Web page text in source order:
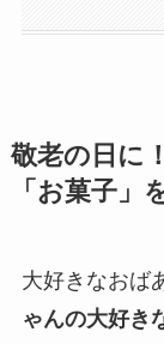
敬老の日に
「お菓子」
大好きなおば
ゃんの大好き